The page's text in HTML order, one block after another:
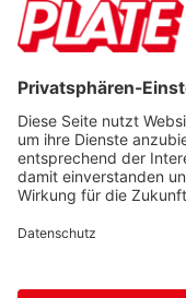
Lieferbedingungen
Footer anzeigen
PLATE
Hilligenwarf 5